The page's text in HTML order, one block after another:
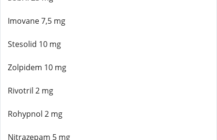
Imovane 7,5 mg
Stesolid 10 mg
Zolpidem 10 mg
Rivotril 2 mg
Rohypnol 2 mg
Nitrazepam 5 mg